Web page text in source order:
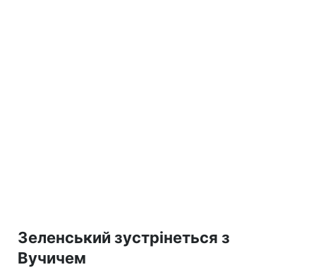
Зеленський зустрінеться з
Вучичем